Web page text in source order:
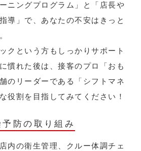
ニングプログラム」と「店長や
導」で、あなたの不安はきっと
クという方もしっかりサポート
慣れた後は、接客のプロ「おも
のリーダーである「シフトマネ
役割を目指してみてください！
予防の取り組み
内の衛生管理、クルー体調チェ